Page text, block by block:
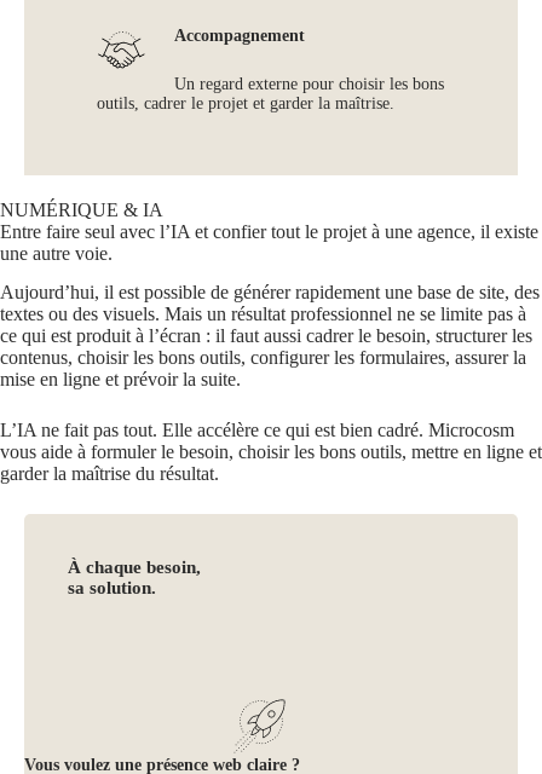
Accompagnement
Un regard externe pour choisir les bons
outils, cadrer le projet et garder la maîtrise.
NUMÉRIQUE & IA
Entre faire seul avec l’IA et confier tout le projet à une agence, il existe
une autre voie.
Aujourd’hui, il est possible de générer rapidement une base de site, des
textes ou des visuels. Mais un résultat professionnel ne se limite pas à
ce qui est produit à l’écran : il faut aussi cadrer le besoin, structurer les
contenus, choisir les bons outils, configurer les formulaires, assurer la
mise en ligne et prévoir la suite.
L’IA ne fait pas tout. Elle accélère ce qui est bien cadré. Microcosm
vous aide à formuler le besoin, choisir les bons outils, mettre en ligne et
garder la maîtrise du résultat.
À chaque besoin,
sa solution.
Vous voulez une présence web claire ?